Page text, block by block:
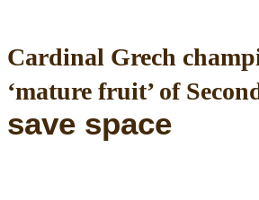
Cardinal Grech
‘mature fruit’ of
save space